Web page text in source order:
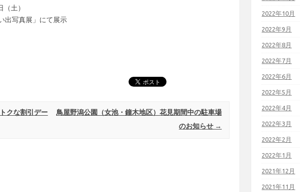
⼟）
出写真展」にて展⽰
クな割引デー
鳥屋野潟公園（女池・鐘木地区）花見期間中の駐車場
のお知らせ →
2022年10月
2022年9月
2022年8月
2022年7月
2022年6月
2022年5月
2022年4月
2022年3月
2022年2月
2022年1月
2021年12月
2021年11月